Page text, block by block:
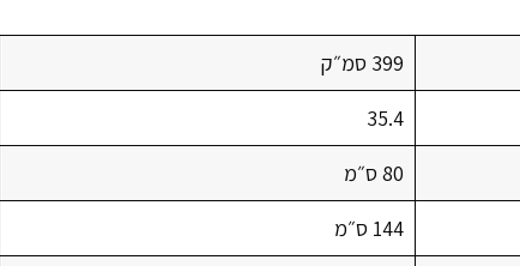
399 סמ״ק
35.4
80 ס״מ
144 ס״מ